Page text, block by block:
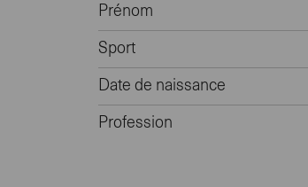
Prénom
Sport
Date de naissance
Profession